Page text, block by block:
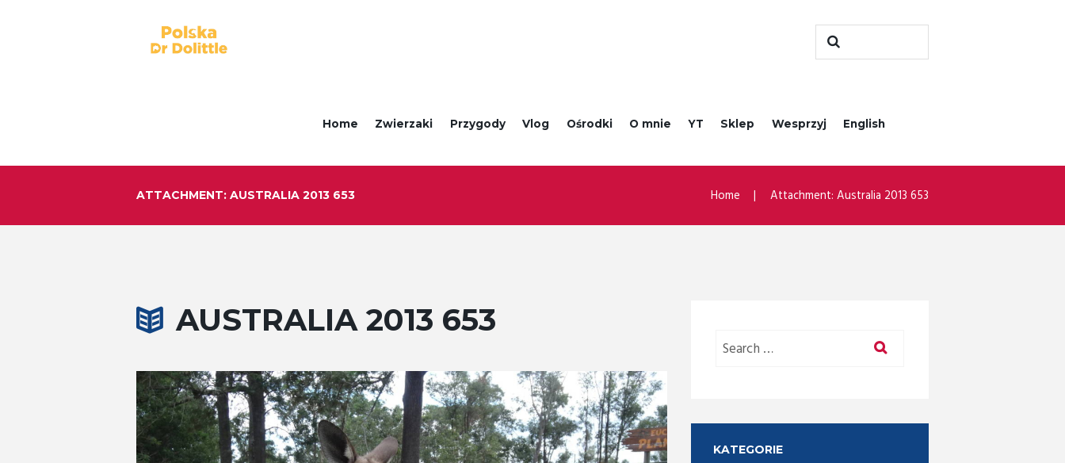
Home Zwierzaki Przygody Vlog Ośrodki O mnie YT Sklep Wesprzyj English
ATTACHMENT: AUSTRALIA 2013 653 Home Attachment: Australia 2013 653
AUSTRALIA 2013 653
KATEGORIE